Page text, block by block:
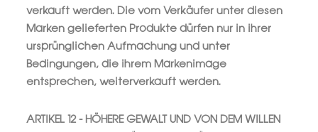
verkauft werden. Die vom Verkäufer unter diesen
Marken gelieferten Produkte dürfen nur in ihrer
ursprünglichen Aufmachung und unter
Bedingungen, die ihrem Markenimage
entsprechen, weiterverkauft werden.
ARTIKEL 12 - HÖHERE GEWALT UND VON DEM WILLEN